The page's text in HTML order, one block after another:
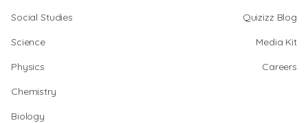
Social Studies
Science
Physics
Chemistry
Biology
Quizizz Blog
Media Kit
Careers